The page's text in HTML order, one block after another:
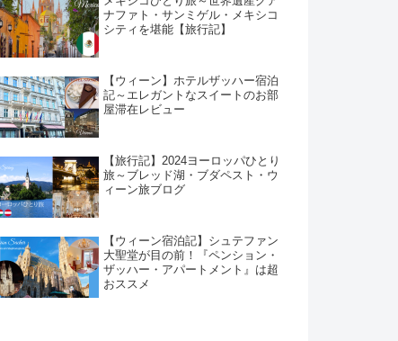
ナファト・サンミゲル・メキシコ
シティを堪能【旅行記】
【ウィーン】ホテルザッハー宿泊
記～エレガントなスイートのお部
屋滞在レビュー
【旅行記】2024ヨーロッパひとり
旅～ブレッド湖・ブダペスト・ウ
ィーン旅ブログ
【ウィーン宿泊記】シュテファン
大聖堂が目の前！『ペンション・
ザッハー・アパートメント』は超
おススメ